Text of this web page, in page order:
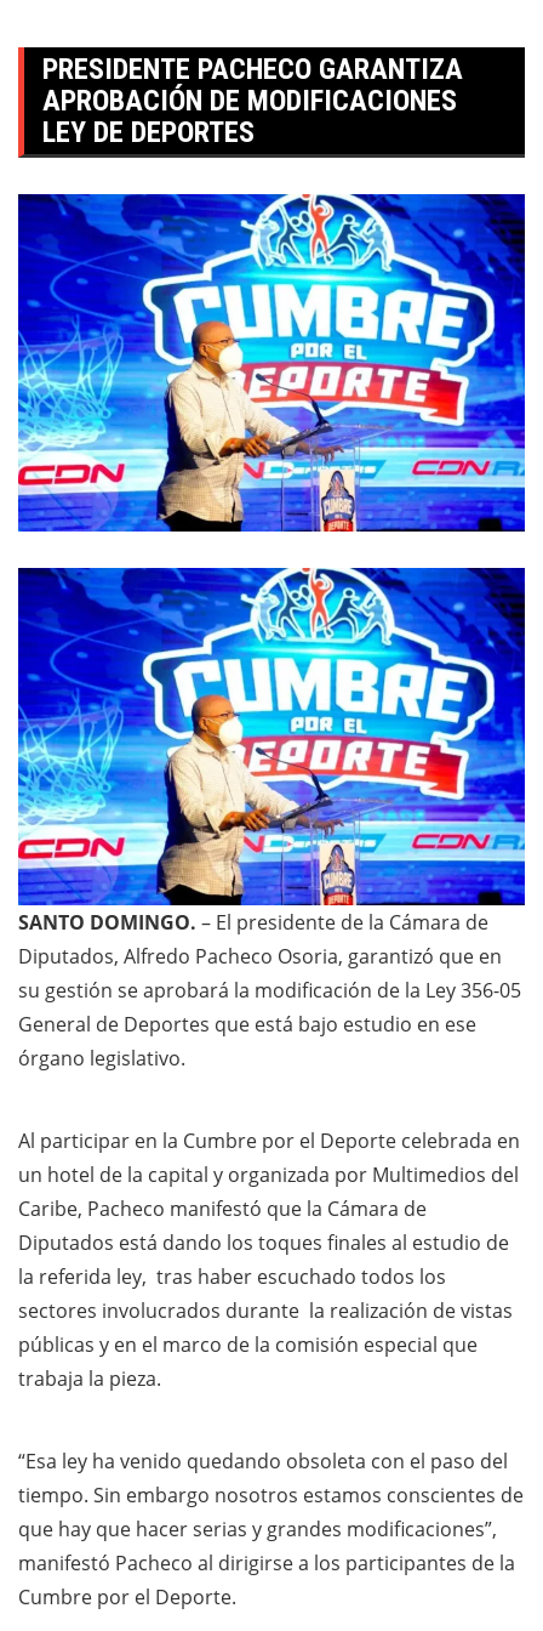
PRESIDENTE PACHECO GARANTIZA
APROBACIÓN DE MODIFICACIONES
LEY DE DEPORTES
SANTO DOMINGO. – El presidente de la Cámara de
Diputados, Alfredo Pacheco Osoria, garantizó que en
su gestión se aprobará la modificación de la Ley 356-05
General de Deportes que está bajo estudio en ese
órgano legislativo.
Al participar en la Cumbre por el Deporte celebrada en
un hotel de la capital y organizada por Multimedios del
Caribe, Pacheco manifestó que la Cámara de
Diputados está dando los toques finales al estudio de
la referida ley, tras haber escuchado todos los
sectores involucrados durante la realización de vistas
públicas y en el marco de la comisión especial que
trabaja la pieza.
“Esa ley ha venido quedando obsoleta con el paso del
tiempo. Sin embargo nosotros estamos conscientes de
que hay que hacer serias y grandes modificaciones”,
manifestó Pacheco al dirigirse a los participantes de la
Cumbre por el Deporte.